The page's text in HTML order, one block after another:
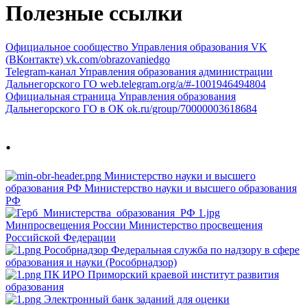
Полезные ссылки
Официальное сообщество Управления образования VK
(ВКонтакте) vk.com/obrazovaniedgo
Telegram-канал Управления образования администрации
Дальнегорского ГО web.telegram.org/a/#-1001946494804
Официальная страница Управления образования
Дальнегорского ГО в ОК ok.ru/group/70000003618684
.
Министерство науки и высшего
образования РФ Министерство науки и высшего образования
РФ
Минпросвещения России Министерство просвещения
Российской Федерации
Рособрнадзор Федеральная служба по надзору в сфере
образования и науки (Рособрнадзор)
ПК ИРО Приморский краевой институт развития
образования
Электронный банк заданий для оценки